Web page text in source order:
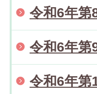
令和6年第
令和6年第
令和6年第